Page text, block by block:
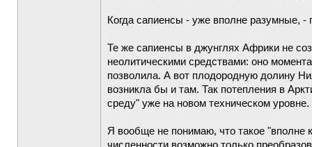
Когда сапиенсы - уже вполне разумные,
Те же сапиенсы в джунглях Африки не
неолитическими средствами: оно
позволила. А вот плодородную долину
возникла бы и там. Так потепления в
среду" уже на новом техническом уровне.
Я вообще не понимаю, что такое "вполне